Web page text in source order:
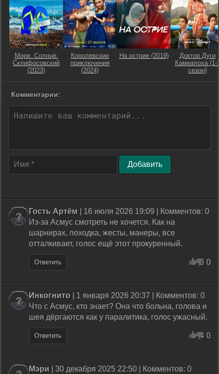
Море. Солнце.
Склифосовский
(2023)
Королевские
приключения
(2024)
На острие (2019)
Доктор Дуги
Камеалоха (1-
сезон)
Комментарии:
Добавить
Гость Артём | 16 июля 2026 19:09 | Комментов: 0
Из-за Асмус смотреть не хочется. Как на
шарнирах, походка, жесты, манеры, все
отталкивает, голос ещё этот прокуренный.
Ответить 0 0
Инкогнито | 1 января 2026 20:37 | Комментов: 0
Что с Асмус, кто знает? Она что больна, голова и
шея дёргаются как у паралитика, голос ужасный.
Ответить 4 0
Мэри | 30 декабря 2025 22:50 | Комментов: 0